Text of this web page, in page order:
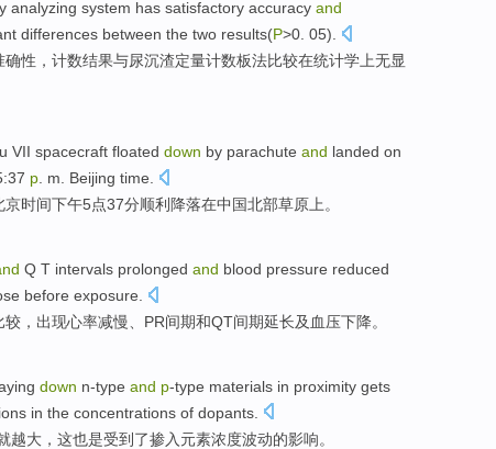
analyzing system has satisfactory accuracy and
differences between the two results(P>0 05).
确性 ，计数结果与尿沉渣定量计数板法比较在统计学 上无显
VII spacecraft floated down by parachute and landed on
p m. Beijing time
京时间下午5点37分顺利 降落在中国北部草原 上。
Q T intervals prolonged and blood pressure reduced
before exposure
较 ，出现心率减慢、PR间期和QT间期延长及 血压下降。
down n-type and p-type materials in proximity gets
in the concentrations of dopants
越大，这也是受到了掺入元素浓度波动的影响。